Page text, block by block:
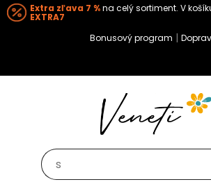
Extra zľava 7 %na celý sortiment. V
EXTRA7
Bonusový program |